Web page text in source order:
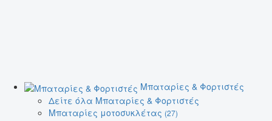
Μπαταρίες & Φορτιστές
Δείτε όλα Μπαταρίες & Φορτιστές
Μπαταρίες μοτοσυκλέτας (27)